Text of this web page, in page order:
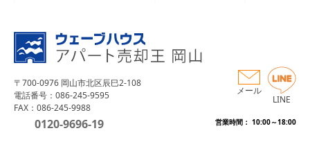
〒700-0976 岡山市北区辰巳2-108
電話番号：086-245-9595
FAX：086-245-9988
0120-9696-19 営業時間： 10:00～18:00
メール
LINE